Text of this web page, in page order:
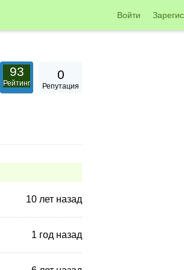
Войти
93
Рейтинг
0
Репутация
10 лет назад
1 год назад